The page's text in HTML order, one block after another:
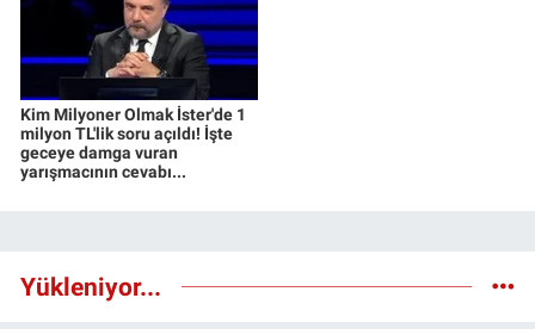
Kim Milyoner Olmak İster'de 1
milyon TL'lik soru açıldı! İşte
geceye damga vuran
yarışmacının cevabı...
Yükleniyor...